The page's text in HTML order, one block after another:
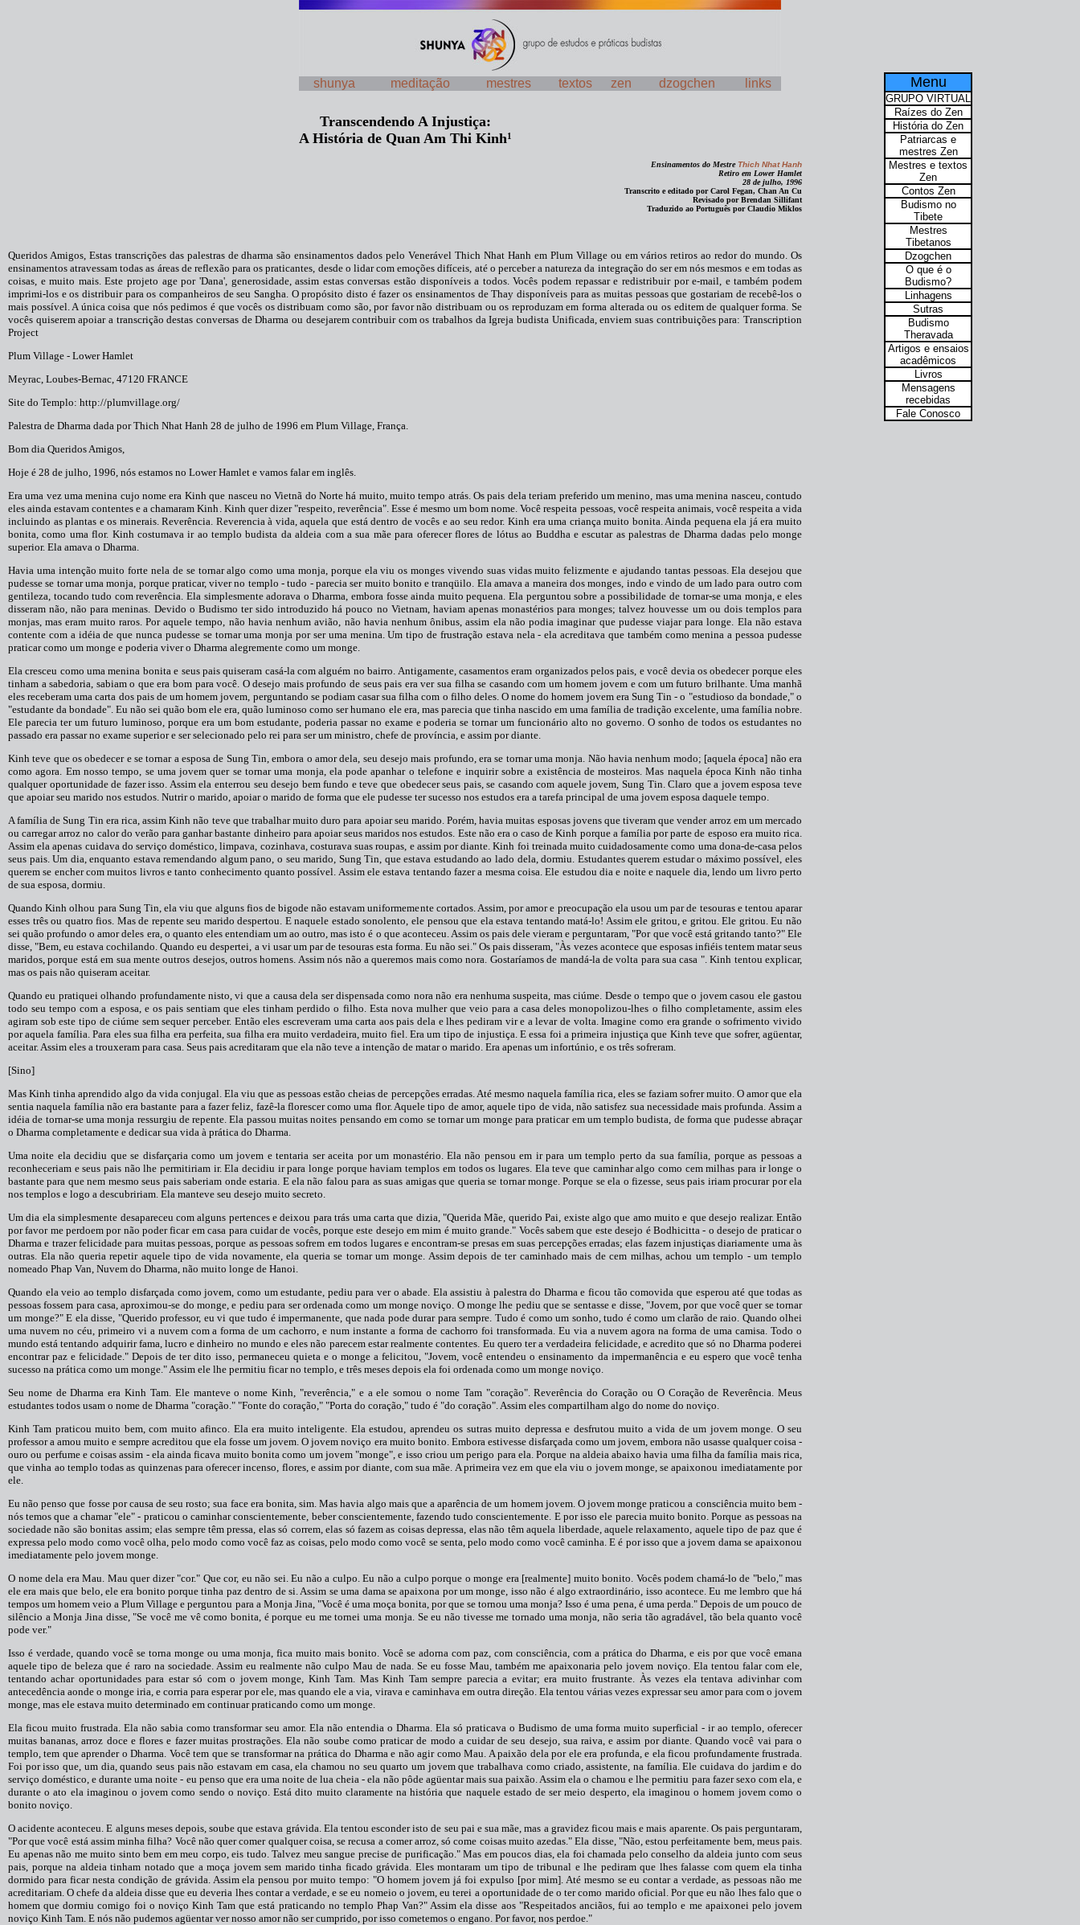
Menu
GRUPO VIRTUAL
Raízes do Zen
História do Zen
Patriarcas e
mestres Zen
Mestres e textos
Zen
Contos Zen
Budismo no
Tibete
Mestres
Tibetanos
Dzogchen
O que é o
Budismo?
Linhagens
Sutras
Budismo
Theravada
Artigos e ensaios
acadêmicos
Livros
Mensagens
recebidas
Fale Conosco
shunya meditação mestres textos zen dzogchen links
Transcendendo A Injustiça:
A História de Quan Am Thi Kinh1
Ensinamentos do MestreThich Nhat Hanh
Retiro em Lower Hamlet
28 de julho, 1996
Transcrito e editado por Carol Fegan, Chan An Cu
Revisado por Brendan Sillifant
Traduzido ao Português por Claudio Miklos
Queridos Amigos, Estas transcrições das palestras de dharma são ensinamentos dados pelo Venerável Thich Nhat Hanh em Plum Village ou em vários retiros ao redor do mundo. Os
ensinamentos atravessam todas as áreas de reflexão para os praticantes, desde o lidar com emoções difíceis, até o perceber a natureza da integração do ser em nós mesmos e em todas as
coisas, e muito mais. Este projeto age por 'Dana', generosidade, assim estas conversas estão disponíveis a todos. Vocês podem repassar e redistribuir por e-mail, e também podem
imprimi-los e os distribuir para os companheiros de seu Sangha. O propósito disto é fazer os ensinamentos de Thay disponíveis para as muitas pessoas que gostariam de recebê-los o
mais possível. A única coisa que nós pedimos é que vocês os distribuam como são, por favor não distribuam ou os reproduzam em forma alterada ou os editem de qualquer forma. Se
vocês quiserem apoiar a transcrição destas conversas de Dharma ou desejarem contribuir com os trabalhos da Igreja budista Unificada, enviem suas contribuições para: Transcription
Project
Plum Village - Lower Hamlet
Meyrac, Loubes-Bernac, 47120 FRANCE
Site do Templo: http://plumvillage.org/
Palestra de Dharma dada por Thich Nhat Hanh 28 de julho de 1996 em Plum Village, França.
Bom dia Queridos Amigos,
Hoje é 28 de julho, 1996, nós estamos no Lower Hamlet e vamos falar em inglês.
Era uma vez uma menina cujo nome era Kinh que nasceu no Vietnã do Norte há muito, muito tempo atrás. Os pais dela teriam preferido um menino, mas uma menina nasceu, contudo
eles ainda estavam contentes e a chamaram Kinh. Kinh quer dizer "respeito, reverência". Esse é mesmo um bom nome. Você respeita pessoas, você respeita animais, você respeita a vida
incluindo as plantas e os minerais. Reverência. Reverencia à vida, aquela que está dentro de vocês e ao seu redor. Kinh era uma criança muito bonita. Ainda pequena ela já era muito
bonita, como uma flor. Kinh costumava ir ao templo budista da aldeia com a sua mãe para oferecer flores de lótus ao Buddha e escutar as palestras de Dharma dadas pelo monge
superior. Ela amava o Dharma.
Havia uma intenção muito forte nela de se tornar algo como uma monja, porque ela viu os monges vivendo suas vidas muito felizmente e ajudando tantas pessoas. Ela desejou que
pudesse se tornar uma monja, porque praticar, viver no templo - tudo - parecia ser muito bonito e tranqüilo. Ela amava a maneira dos monges, indo e vindo de um lado para outro com
gentileza, tocando tudo com reverência. Ela simplesmente adorava o Dharma, embora fosse ainda muito pequena. Ela perguntou sobre a possibilidade de tornar-se uma monja, e eles
disseram não, não para meninas. Devido o Budismo ter sido introduzido há pouco no Vietnam, haviam apenas monastérios para monges; talvez houvesse um ou dois templos para
monjas, mas eram muito raros. Por aquele tempo, não havia nenhum avião, não havia nenhum ônibus, assim ela não podia imaginar que pudesse viajar para longe. Ela não estava
contente com a idéia de que nunca pudesse se tornar uma monja por ser uma menina. Um tipo de frustração estava nela - ela acreditava que também como menina a pessoa pudesse
praticar como um monge e poderia viver o Dharma alegremente como um monge.
Ela cresceu como uma menina bonita e seus pais quiseram casá-la com alguém no bairro. Antigamente, casamentos eram organizados pelos pais, e você devia os obedecer porque eles
tinham a sabedoria, sabiam o que era bom para você. O desejo mais profundo de seus pais era ver sua filha se casando com um homem jovem e com um futuro brilhante. Uma manhã
eles receberam uma carta dos pais de um homem jovem, perguntando se podiam casar sua filha com o filho deles. O nome do homem jovem era Sung Tin - o "estudioso da bondade," o
"estudante da bondade". Eu não sei quão bom ele era, quão luminoso como ser humano ele era, mas parecia que tinha nascido em uma família de tradição excelente, uma família nobre.
Ele parecia ter um futuro luminoso, porque era um bom estudante, poderia passar no exame e poderia se tornar um funcionário alto no governo. O sonho de todos os estudantes no
passado era passar no exame superior e ser selecionado pelo rei para ser um ministro, chefe de província, e assim por diante.
Kinh teve que os obedecer e se tornar a esposa de Sung Tin, embora o amor dela, seu desejo mais profundo, era se tornar uma monja. Não havia nenhum modo; [aquela época] não era
como agora. Em nosso tempo, se uma jovem quer se tornar uma monja, ela pode apanhar o telefone e inquirir sobre a existência de mosteiros. Mas naquela época Kinh não tinha
qualquer oportunidade de fazer isso. Assim ela enterrou seu desejo bem fundo e teve que obedecer seus pais, se casando com aquele jovem, Sung Tin. Claro que a jovem esposa teve
que apoiar seu marido nos estudos. Nutrir o marido, apoiar o marido de forma que ele pudesse ter sucesso nos estudos era a tarefa principal de uma jovem esposa daquele tempo.
A família de Sung Tin era rica, assim Kinh não teve que trabalhar muito duro para apoiar seu marido. Porém, havia muitas esposas jovens que tiveram que vender arroz em um mercado
ou carregar arroz no calor do verão para ganhar bastante dinheiro para apoiar seus maridos nos estudos. Este não era o caso de Kinh porque a família por parte de esposo era muito rica.
Assim ela apenas cuidava do serviço doméstico, limpava, cozinhava, costurava suas roupas, e assim por diante. Kinh foi treinada muito cuidadosamente como uma dona-de-casa pelos
seus pais. Um dia, enquanto estava remendando algum pano, o seu marido, Sung Tin, que estava estudando ao lado dela, dormiu. Estudantes querem estudar o máximo possível, eles
querem se encher com muitos livros e tanto conhecimento quanto possível. Assim ele estava tentando fazer a mesma coisa. Ele estudou dia e noite e naquele dia, lendo um livro perto
de sua esposa, dormiu.
Quando Kinh olhou para Sung Tin, ela viu que alguns fios de bigode não estavam uniformemente cortados. Assim, por amor e preocupação ela usou um par de tesouras e tentou aparar
esses três ou quatro fios. Mas de repente seu marido despertou. E naquele estado sonolento, ele pensou que ela estava tentando matá-lo! Assim ele gritou, e gritou. Ele gritou. Eu não
sei quão profundo o amor deles era, o quanto eles entendiam um ao outro, mas isto é o que aconteceu. Assim os pais dele vieram e perguntaram, "Por que você está gritando tanto?" Ele
disse, "Bem, eu estava cochilando. Quando eu despertei, a vi usar um par de tesouras esta forma. Eu não sei." Os pais disseram, "Às vezes acontece que esposas infiéis tentem matar seus
maridos, porque está em sua mente outros desejos, outros homens. Assim nós não a queremos mais como nora. Gostaríamos de mandá-la de volta para sua casa ". Kinh tentou explicar,
mas os pais não quiseram aceitar.
Quando eu pratiquei olhando profundamente nisto, vi que a causa dela ser dispensada como nora não era nenhuma suspeita, mas ciúme. Desde o tempo que o jovem casou ele gastou
todo seu tempo com a esposa, e os pais sentiam que eles tinham perdido o filho. Esta nova mulher que veio para a casa deles monopolizou-lhes o filho completamente, assim eles
agiram sob este tipo de ciúme sem sequer perceber. Então eles escreveram uma carta aos pais dela e lhes pediram vir e a levar de volta. Imagine como era grande o sofrimento vivido
por aquela família. Para eles sua filha era perfeita, sua filha era muito verdadeira, muito fiel. Era um tipo de injustiça. E essa foi a primeira injustiça que Kinh teve que sofrer, agüentar,
aceitar. Assim eles a trouxeram para casa. Seus pais acreditaram que ela não teve a intenção de matar o marido. Era apenas um infortúnio, e os três sofreram.
[Sino]
Mas Kinh tinha aprendido algo da vida conjugal. Ela viu que as pessoas estão cheias de percepções erradas. Até mesmo naquela família rica, eles se faziam sofrer muito. O amor que ela
sentia naquela família não era bastante para a fazer feliz, fazê-la florescer como uma flor. Aquele tipo de amor, aquele tipo de vida, não satisfez sua necessidade mais profunda. Assim a
idéia de tornar-se uma monja ressurgiu de repente. Ela passou muitas noites pensando em como se tornar um monge para praticar em um templo budista, de forma que pudesse abraçar
o Dharma completamente e dedicar sua vida à prática do Dharma.
Uma noite ela decidiu que se disfarçaria como um jovem e tentaria ser aceita por um monastério. Ela não pensou em ir para um templo perto da sua família, porque as pessoas a
reconheceriam e seus pais não lhe permitiriam ir. Ela decidiu ir para longe porque haviam templos em todos os lugares. Ela teve que caminhar algo como cem milhas para ir longe o
bastante para que nem mesmo seus pais saberiam onde estaria. E ela não falou para as suas amigas que queria se tornar monge. Porque se ela o fizesse, seus pais iriam procurar por ela
nos templos e logo a descubririam. Ela manteve seu desejo muito secreto.
Um dia ela simplesmente desapareceu com alguns pertences e deixou para trás uma carta que dizia, "Querida Mãe, querido Pai, existe algo que amo muito e que desejo realizar. Então
por favor me perdoem por não poder ficar em casa para cuidar de vocês, porque este desejo em mim é muito grande." Vocês sabem que este desejo é Bodhicitta - o desejo de praticar o
Dharma e trazer felicidade para muitas pessoas, porque as pessoas sofrem em todos lugares e encontram-se presas em suas percepções erradas; elas fazem injustiças diariamente uma às
outras. Ela não queria repetir aquele tipo de vida novamente, ela queria se tornar um monge. Assim depois de ter caminhado mais de cem milhas, achou um templo - um templo
nomeado Phap Van, Nuvem do Dharma, não muito longe de Hanoi.
Quando ela veio ao templo disfarçada como jovem, como um estudante, pediu para ver o abade. Ela assistiu à palestra do Dharma e ficou tão comovida que esperou até que todas as
pessoas fossem para casa, aproximou-se do monge, e pediu para ser ordenada como um monge noviço. O monge lhe pediu que se sentasse e disse, "Jovem, por que você quer se tornar
um monge?" E ela disse, "Querido professor, eu vi que tudo é impermanente, que nada pode durar para sempre. Tudo é como um sonho, tudo é como um clarão de raio. Quando olhei
uma nuvem no céu, primeiro vi a nuvem com a forma de um cachorro, e num instante a forma de cachorro foi transformada. Eu via a nuvem agora na forma de uma camisa. Todo o
mundo está tentando adquirir fama, lucro e dinheiro no mundo e eles não parecem estar realmente contentes. Eu quero ter a verdadeira felicidade, e acredito que só no Dharma poderei
encontrar paz e felicidade." Depois de ter dito isso, permaneceu quieta e o monge a felicitou, "Jovem, você entendeu o ensinamento da impermanência e eu espero que você tenha
sucesso na prática como um monge." Assim ele lhe permitiu ficar no templo, e três meses depois ela foi ordenada como um monge noviço.
Seu nome de Dharma era Kinh Tam. Ele manteve o nome Kinh, "reverência," e a ele somou o nome Tam "coração". Reverência do Coração ou O Coração de Reverência. Meus
estudantes todos usam o nome de Dharma "coração." "Fonte do coração," "Porta do coração," tudo é "do coração". Assim eles compartilham algo do nome do noviço.
Kinh Tam praticou muito bem, com muito afinco. Ela era muito inteligente. Ela estudou, aprendeu os sutras muito depressa e desfrutou muito a vida de um jovem monge. O seu
professor a amou muito e sempre acreditou que ela fosse um jovem. O jovem noviço era muito bonito. Embora estivesse disfarçada como um jovem, embora não usasse qualquer coisa -
ouro ou perfume e coisas assim - ela ainda ficava muito bonita como um jovem "monge", e isso criou um perigo para ela. Porque na aldeia abaixo havia uma filha da família mais rica,
que vinha ao templo todas as quinzenas para oferecer incenso, flores, e assim por diante, com sua mãe. A primeira vez em que ela viu o jovem monge, se apaixonou imediatamente por
ele.
Eu não penso que fosse por causa de seu rosto; sua face era bonita, sim. Mas havia algo mais que a aparência de um homem jovem. O jovem monge praticou a consciência muito bem -
nós temos que a chamar "ele" - praticou o caminhar conscientemente, beber conscientemente, fazendo tudo conscientemente. E por isso ele parecia muito bonito. Porque as pessoas na
sociedade não são bonitas assim; elas sempre têm pressa, elas só correm, elas só fazem as coisas depressa, elas não têm aquela liberdade, aquele relaxamento, aquele tipo de paz que é
expressa pelo modo como você olha, pelo modo como você faz as coisas, pelo modo como você se senta, pelo modo como você caminha. E é por isso que a jovem dama se apaixonou
imediatamente pelo jovem monge.
O nome dela era Mau. Mau quer dizer "cor." Que cor, eu não sei. Eu não a culpo. Eu não a culpo porque o monge era [realmente] muito bonito. Vocês podem chamá-lo de "belo," mas
ele era mais que belo, ele era bonito porque tinha paz dentro de si. Assim se uma dama se apaixona por um monge, isso não é algo extraordinário, isso acontece. Eu me lembro que há
tempos um homem veio a Plum Village e perguntou para a Monja Jina, "Você é uma moça bonita, por que se tornou uma monja? Isso é uma pena, é uma perda." Depois de um pouco de
silêncio a Monja Jina disse, "Se você me vê como bonita, é porque eu me tornei uma monja. Se eu não tivesse me tornado uma monja, não seria tão agradável, tão bela quanto você
pode ver."
Isso é verdade, quando você se torna monge ou uma monja, fica muito mais bonito. Você se adorna com paz, com consciência, com a prática do Dharma, e eis por que você emana
aquele tipo de beleza que é raro na sociedade. Assim eu realmente não culpo Mau de nada. Se eu fosse Mau, também me apaixonaria pelo jovem noviço. Ela tentou falar com ele,
tentando achar oportunidades para estar só com o jovem monge, Kinh Tam. Mas Kinh Tam sempre parecia a evitar; era muito frustrante. Às vezes ela tentava adivinhar com
antecedência aonde o monge iria, e corria para esperar por ele, mas quando ele a via, virava e caminhava em outra direção. Ela tentou várias vezes expressar seu amor para com o jovem
monge, mas ele estava muito determinado em continuar praticando como um monge.
Ela ficou muito frustrada. Ela não sabia como transformar seu amor. Ela não entendia o Dharma. Ela só praticava o Budismo de uma forma muito superficial - ir ao templo, oferecer
muitas bananas, arroz doce e flores e fazer muitas prostrações. Ela não soube como praticar de modo a cuidar de seu desejo, sua raiva, e assim por diante. Quando você vai para o
templo, tem que aprender o Dharma. Você tem que se transformar na prática do Dharma e não agir como Mau. A paixão dela por ele era profunda, e ela ficou profundamente frustrada.
Foi por isso que, um dia, quando seus pais não estavam em casa, ela chamou no seu quarto um jovem que trabalhava como criado, assistente, na família. Ele cuidava do jardim e do
serviço doméstico, e durante uma noite - eu penso que era uma noite de lua cheia - ela não pôde agüentar mais sua paixão. Assim ela o chamou e lhe permitiu para fazer sexo com ela, e
durante o ato ela imaginou o jovem como sendo o noviço. Está dito muito claramente na história que naquele estado de ser meio desperto, ela imaginou o homem jovem como o
bonito noviço.
O acidente aconteceu. E alguns meses depois, soube que estava grávida. Ela tentou esconder isto de seu pai e sua mãe, mas a gravidez ficou mais e mais aparente. Os pais perguntaram,
"Por que você está assim minha filha? Você não quer comer qualquer coisa, se recusa a comer arroz, só come coisas muito azedas." Ela disse, "Não, estou perfeitamente bem, meus pais.
Eu apenas não me muito sinto bem em meu corpo, eis tudo. Talvez meu sangue precise de purificação." Mas em poucos dias, ela foi chamada pelo conselho da aldeia junto com seus
pais, porque na aldeia tinham notado que a moça jovem sem marido tinha ficado grávida. Eles montaram um tipo de tribunal e lhe pediram que lhes falasse com quem ela tinha
dormido para ficar nesta condição de grávida. Assim ela pensou por muito tempo: "O homem jovem já foi expulso [por mim]. Até mesmo se eu contar a verdade, as pessoas não me
acreditariam. O chefe da aldeia disse que eu deveria lhes contar a verdade, e se eu nomeio o jovem, eu terei a oportunidade de o ter como marido oficial. Por que eu não lhes falo que o
homem que dormiu comigo foi o noviço Kinh Tam que está praticando no templo Phap Van?" Assim ela disse aos "Respeitados anciãos, fui ao templo e me apaixonei pelo jovem
noviço Kinh Tam. E nós não pudemos agüentar ver nosso amor não ser cumprido, por isso cometemos o engano. Por favor, nos perdoe."